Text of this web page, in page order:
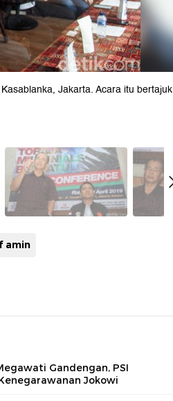
Jakarta. Acara itu bertajuk
amin
Gandengan, PSI
Jokowi